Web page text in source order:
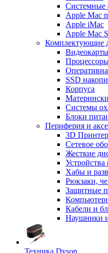
Системные
Apple Mac
Apple iMac
Apple Mac
Комплектующие
Видеокарты
SSD
Корпуса
Системы
Блоки
Периферия и
3D
Сетевое
Жесткие
Устройства
Хабы и
Рюкзаки,
Защитные
Кабели и
Наушники
Техника Dyson